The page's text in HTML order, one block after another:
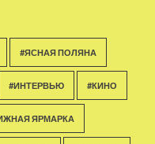
#ЯСНАЯ ПОЛЯНА
#ИНТЕРВЬЮ #КИНО
ЯРМАРКА